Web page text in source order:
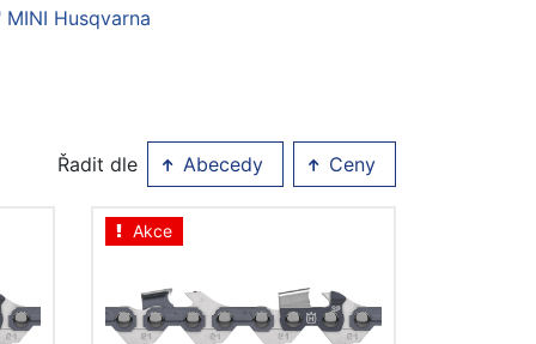
Husqvarna
Řadit dle Abecedy Ceny
Akce